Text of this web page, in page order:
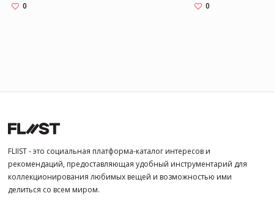
0 0
FLIIST - это социальная платформа-каталог интересов и
рекомендаций, предоставляющая удобный инструментарий для
коллекционирования любимых вещей и возможностью ими
делиться со всем миром.